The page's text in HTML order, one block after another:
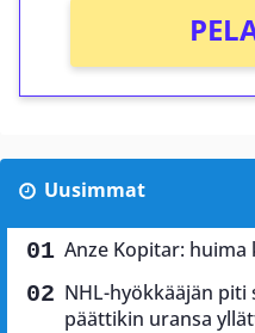
Uusimmat
Anze Kopitar:
NHL-hyökkääjän piti
päättikin uransa